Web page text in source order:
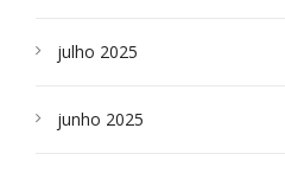
julho 2025
junho 2025